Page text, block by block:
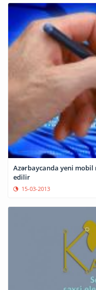
Azərbaycanda yeni
edilir
15-03-2013